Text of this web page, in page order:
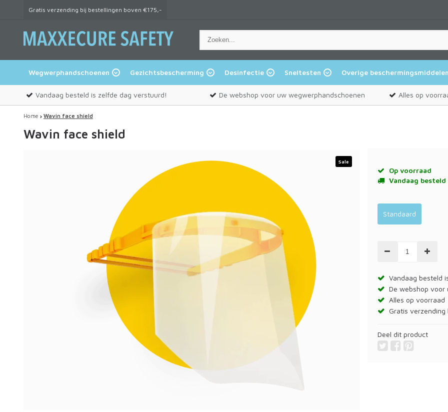
Gratis verzending bij bestellingen boven €175,-
Wegwerphandschoenen Gezichtsbescherming Desinfectie Sneltesten Overige beschermingsmiddelen
Vandaag besteld is zelfde dag verstuurd! De webshop voor uw wegwerphandschoenen Alles op
Home Wavin face shield
Wavin face shield
Sale
Op voorraad
Vandaag
Standaard
Vandaag besteld
De webshop
Alles op voorraad
Gratis
Deel dit product